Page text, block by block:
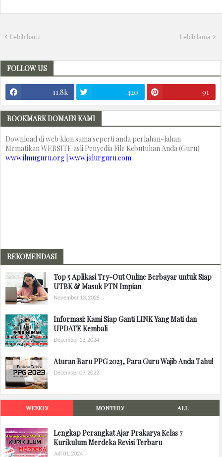
Lebih baru Lebih lama
FOLLOW US
11.8k 420 91
BOOKMARK DOMAIN KAMI
Download di web klon sama seperti anda perlahan-lahan
Mematikan WEBSITE asli Penyedia File Kebutuhan Anda (Guru)
www.ilmuguru.org | www.jalurguru.com
REKOMENDASI
Top 5 Aplikasi Try-Out Online Berbayar untuk Siap
UTBK & Masuk PTN Impian
November 13, 2025
Informasi: Kami Siap Ganti LINK Yang Mati dan
UPDATE Kembali
December 13, 2024
Aturan Baru PPG 2023, Para Guru Wajib Anda Tahu!
December 03, 2022
WEEKLY MONTHLY ALL
Lengkap Perangkat Ajar Prakarya Kelas 7
Kurikulum Merdeka Revisi Terbaru
Juli 01, 2024